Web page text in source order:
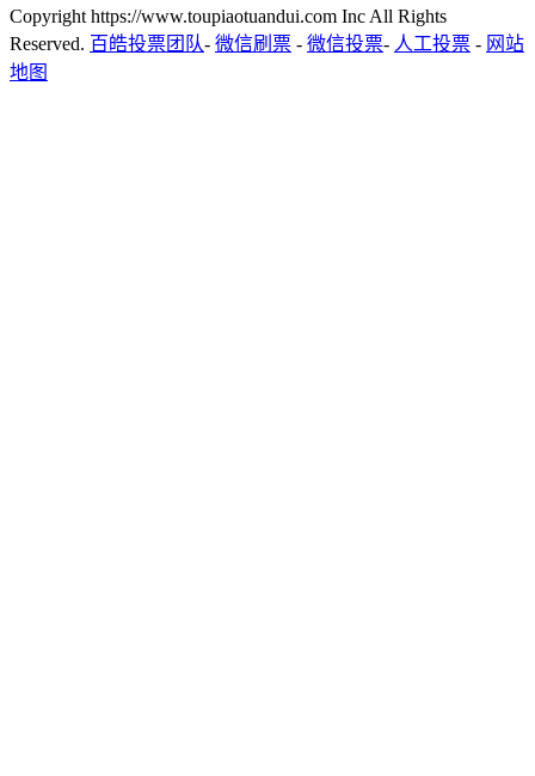
Copyright https://www.toupiaotuandui.com Inc All Rights
Reserved. 百皓投票团队- 微信刷票 - 微信投票- 人工投票 - 网站
地图